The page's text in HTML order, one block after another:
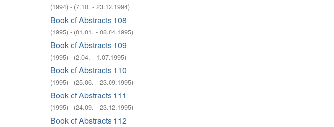
(1994) - (7.10. - 23.12.1994)
Book of Abstracts 108
(1995) - (01.01. - 08.04.1995)
Book of Abstracts 109
(1995) - (2.04. - 1.07.1995)
Book of Abstracts 110
(1995) - (25.06. - 23.09.1995)
Book of Abstracts 111
(1995) - (24.09. - 23.12.1995)
Book of Abstracts 112